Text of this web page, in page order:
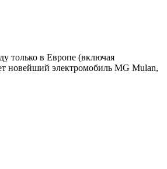
только в Европе (включая
новейший электромобиль MG Mulan,